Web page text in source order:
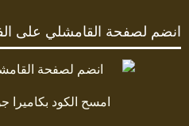
انضم لصفحة القامشلي على
امسح الكود بكاميرا